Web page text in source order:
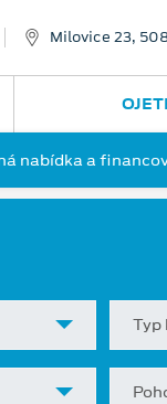
Milovice 23,
nabídka a
Typ